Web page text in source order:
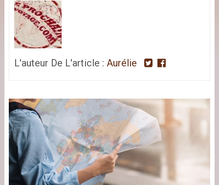
L'auteur De L'article : Aurélie